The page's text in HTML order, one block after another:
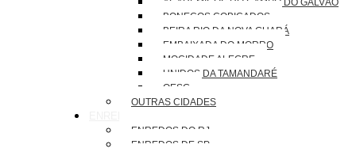
BONECOS COBIÇADOS
BEIRA RIO DA NOVA GUARÁ
EMBAIXADA DO MORRO
MOCIDADE ALEGRE
UNIDOS DA TAMANDARÉ
OESG
OUTRAS CIDADES
ENREDOS DO RJ
ENREDOS DE SP